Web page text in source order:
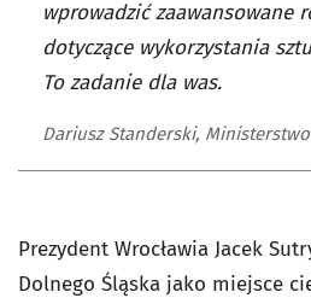
wprowadzić zaawansowane
dotyczące wykorzystania
To zadanie dla was.
Dariusz Standerski,
Prezydent Wrocławia Jacek
Dolnego Śląska jako miejsce